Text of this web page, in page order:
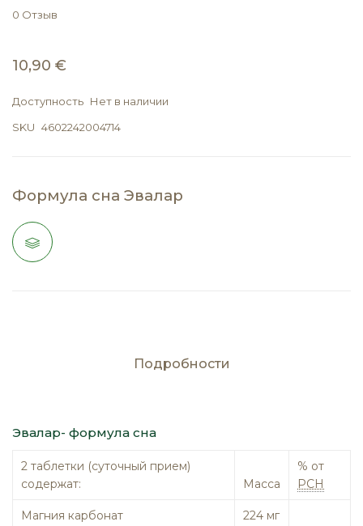
галереи
0 Отзыв
10,90 €
Доступность Нет в наличии
SKU 4602242004714
Формула сна Эвалар
Подробности
Эвалар- формула сна
2 таблетки (суточный прием)
содержат:
Масса
% от
РСН
Магния карбонат
224 мг